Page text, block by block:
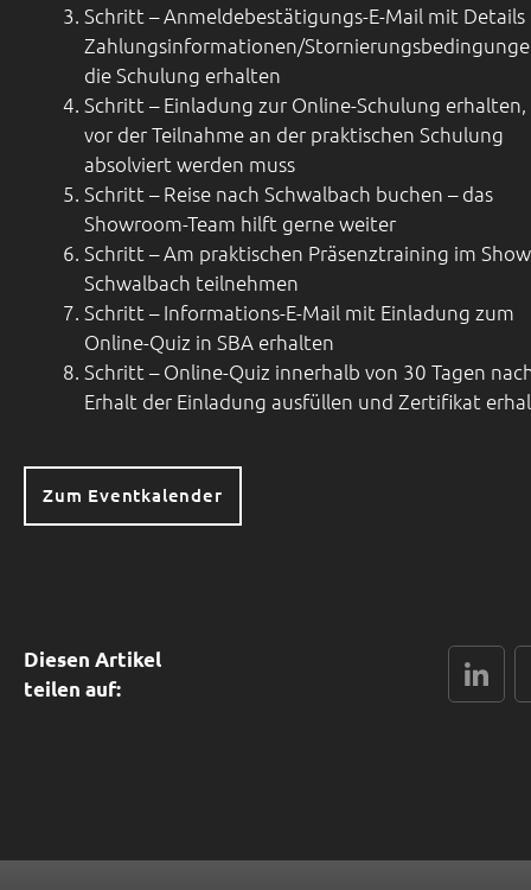
Schritt – Anmeldebestätigungs-E-Mail mit Details
Zahlungsinformationen/
die Schulung erhalten
Schritt – Einladung zur Online-Schulung erhalten,
vor der Teilnahme an der praktischen Schulung
absolviert werden muss
Schritt – Reise nach Schwalbach buchen – das
Showroom-Team hilft gerne weiter
Schritt – Am praktischen Präsenztraining im
Schwalbach teilnehmen
Schritt – Informations-E-Mail mit Einladung zum
Online-Quiz in SBA erhalten
Schritt – Online-Quiz innerhalb von 30 Tagen
Erhalt der Einladung ausfüllen und Zertifikat
Zum Eventkalender
Diesen Artikel
teilen auf: